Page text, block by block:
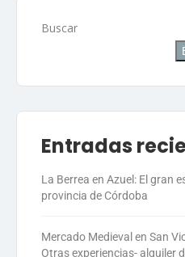
Buscar
Entradas
La Berrea en Azuel: El gran
provincia de Córdoba
Mercado Medieval en San
Otras experiencias- alquiler